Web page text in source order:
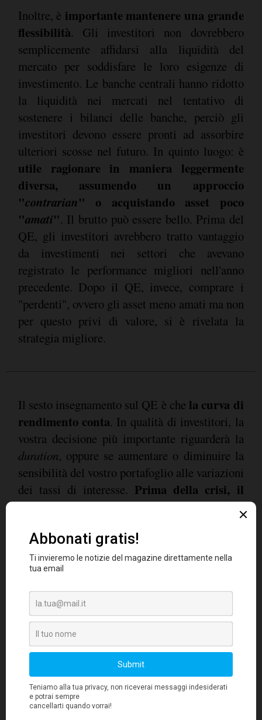
Inoltre, è importante mantenere una grande
flessibilità. Gli investitori non dovrebbero
semplicemente affidarsi alla liquidità del
mercato per soddisfare le loro esigenze di
investimento. Le banche centrali hanno ridotto
la liquidità nei mercati nel tentativo di
sostenere i bilanci delle banche, perciò gli
investitori devono essere pronti ad assorbire
ulteriori scosse nel futuro. In quinto luogo: è
utile ragionare in maniera leggermente
diversa, assumendo un approccio
"contrarian" o acquistando asset poco
"amati". Il brutto può essere bello. Prima del
QE, gli investitori avrebbero tratto vantaggio
da investimenti nei settori che avevano
registrato le performance migliori nell'anno
precedente. Dopo il QE, invece, comprare i
"perdenti", ovvero gli asset meno amati ma non
per questo privi di valore, si è rivelata la
strategia migliore.
Il sesto insegnamento sul QE è che la curva di
rendimento conta. In qualità di investitori, la
vostra decisione più importante riguarderà la
duration, oppure se aumentare o diminuire la
sensibilità del vostro portafoglio alle variazioni
dei tassi di interesse. Prima della crisi, il
posizionamento sulla curva e le decisioni di
duration andavano praticamente di pari
passo. Allora, gli investitori avevano due
opzioni di base per la strategia riguardante la
curva, a seconda degli sviluppi della politica
della banca centrale: se si aspettavano tagli dei
tassi, avrebbero utilizzato strategie di
irripidimento della curva con una flessione più
rapida dei tassi a breve rispetto a quelli a lungo
termine;
con tali strategie, infatti, le
obbligazioni a breve scadenza dovrebbero
sovraperformarequelle a scadenza più
lunga. Se, invece, gli investitori prospettavano